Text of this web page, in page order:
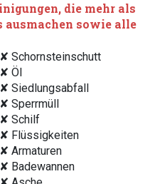
die mehr als
ausmachen sowie alle
✘ Schornsteinschutt
✘ Öl
✘ Siedlungsabfall
✘ Sperrmüll
✘ Schilf
✘ Flüssigkeiten
✘ Armaturen
✘ Badewannen